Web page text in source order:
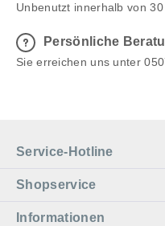
Unbenutzt innerhalb von
Persönliche
Sie erreichen uns unter
Service-Hotline
Shopservice
Informationen